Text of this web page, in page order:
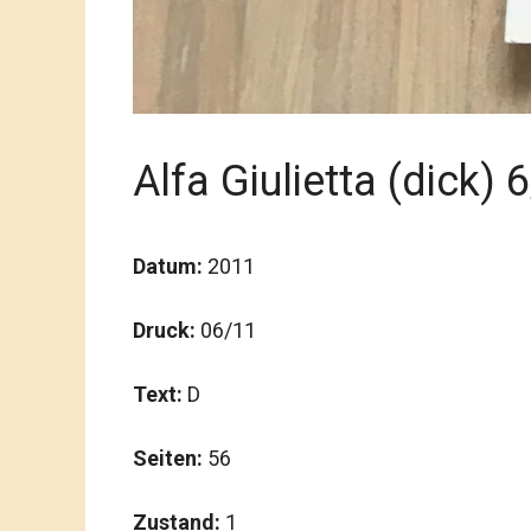
Alfa Giulietta (dick)
Datum: 2011
Druck: 06/11
Text: D
Seiten: 56
Zustand: 1